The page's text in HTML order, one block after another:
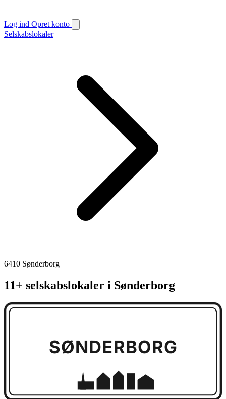
Log ind Opret konto
Selskabslokaler
6410 Sønderborg
11+ selskabslokaler i Sønderborg
SØNDERBORG